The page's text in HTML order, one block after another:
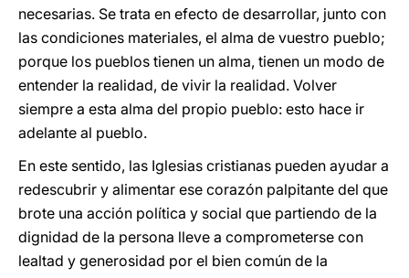
necesarias. Se trata en efecto de desarrollar, junto con
las condiciones materiales, el alma de vuestro pueblo;
porque los pueblos tienen un alma, tienen un modo de
entender la realidad, de vivir la realidad. Volver
siempre a esta alma del propio pueblo: esto hace ir
adelante al pueblo.
En este sentido, las Iglesias cristianas pueden ayudar a
redescubrir y alimentar ese corazón palpitante del que
brote una acción política y social que partiendo de la
dignidad de la persona lleve a comprometerse con
lealtad y generosidad por el bien común de la